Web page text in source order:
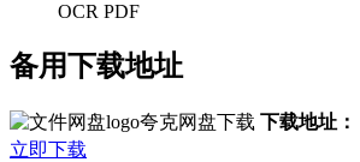
OCR PDF
备用下载地址
夸克网盘下载 下载地址：
立即下载